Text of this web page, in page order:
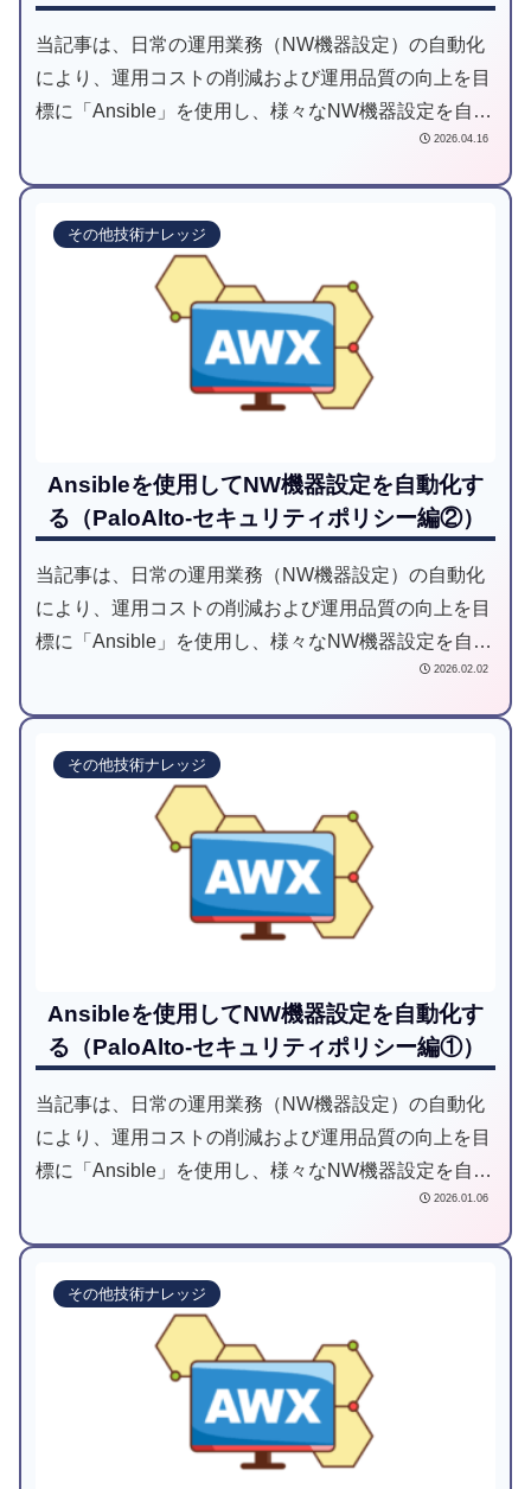
当記事は、日常の運用業務（NW機器設定）の自動化
により、運用コストの削減および運用品質の向上を目
標に「Ansible」を使用し、様々なNW機器設定を自動
2026.04.16
その他技術ナレッジ
Ansibleを使用してNW機器設定を自動化す
る（PaloAlto-セキュリティポリシー編②）
当記事は、日常の運用業務（NW機器設定）の自動化
により、運用コストの削減および運用品質の向上を目
標に「Ansible」を使用し、様々なNW機器設定を自動
2026.02.02
その他技術ナレッジ
Ansibleを使用してNW機器設定を自動化す
る（PaloAlto-セキュリティポリシー編①）
当記事は、日常の運用業務（NW機器設定）の自動化
により、運用コストの削減および運用品質の向上を目
標に「Ansible」を使用し、様々なNW機器設定を自動
2026.01.06
その他技術ナレッジ